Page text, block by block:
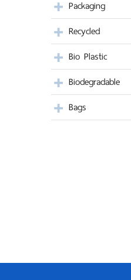
Packaging
Recycled
Bio Plastic
Biodegradable
Bags